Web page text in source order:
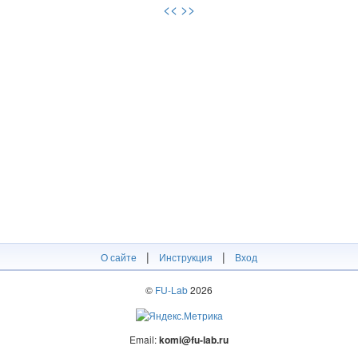
<< >>
О сайте | Инструкция | Вход
© FU-Lab2026
Email:komi@fu-lab.ru